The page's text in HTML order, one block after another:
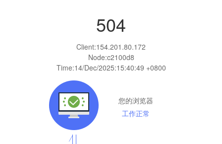
504
Client:154.201.80.172
Node:c2100d8
Time:14/Dec/2025:15:40:49 +0800
您的浏览器
工作正常